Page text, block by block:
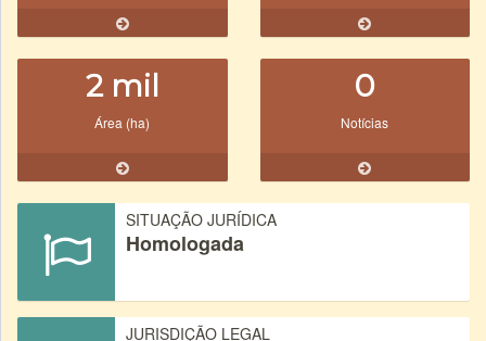
2 mil
Área (ha)
0
Notícias
SITUAÇÃO JURÍDICA
Homologada
JURISDIÇÃO LEGAL